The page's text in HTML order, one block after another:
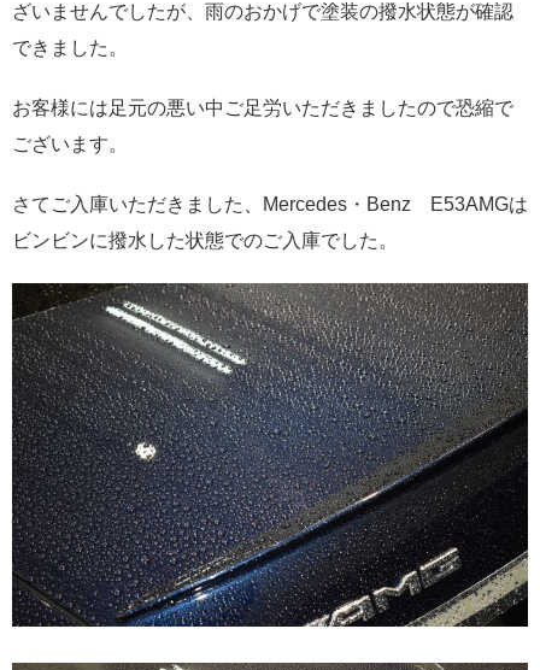
ざいませんでしたが、雨のおかげで塗装の撥水状態が確認
できました。
お客様には足元の悪い中ご足労いただきましたので恐縮で
ございます。
さてご入庫いただきました、Mercedes・Benz E53AMGは
ビンビンに撥水した状態でのご入庫でした。